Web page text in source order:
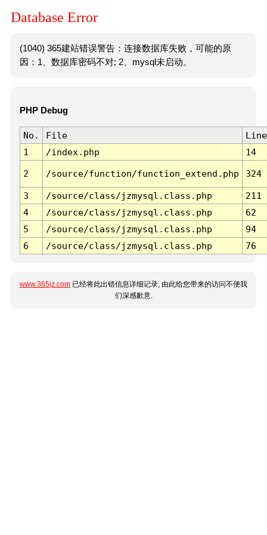
Database Error
(1040) 365建站错误警告：连接数据库失败，可能的原
因：1、数据库密码不对; 2、mysql未启动。
PHP Debug
No. File
Line
1
/index.php 14
2 /source/function/function_extend.php 324
3 /source/class/jzmysql.class.php
211
4
/source/class/jzmysql.class.php
62
5
/source/class/jzmysql.class.php
94
6
/source/class/jzmysql.class.php 76
www.365jz.com 已经将此出错信息详细记录, 由此给您带来的访问不便我
们深感歉意.